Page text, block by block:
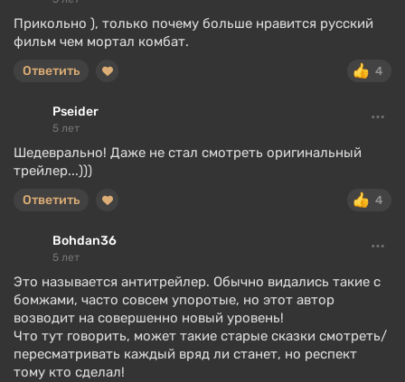
Прикольно ), только почему больше нравится русский
фильм чем мортал комбат.
4
Ответить
Pseider
5 лет
Шедеврально! Даже не стал смотреть оригинальный
трейлер...)))
4
Ответить
Bohdan36
5 лет
Это называется антитрейлер. Обычно видались такие с
бомжами, часто совсем упоротые, но этот автор
возводит на совершенно новый уровень!
Что тут говорить, может такие старые сказки смотреть/
пересматривать каждый вряд ли станет, но респект
тому кто сделал!